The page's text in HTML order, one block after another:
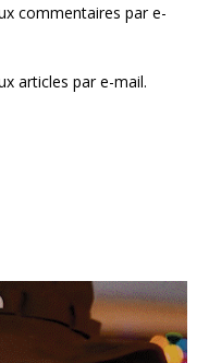
commentaires par e-
articles par e-mail.